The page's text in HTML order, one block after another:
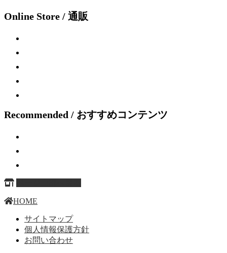
Online Store / 通販
Recommended / おすすめコンテンツ
HOME
サイトマップ
個人情報保護方針
お問い合わせ